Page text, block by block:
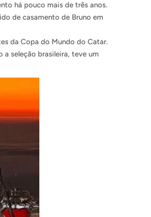
há pouco mais de três anos.
de casamento de Bruno em
da Copa do Mundo do Catar.
seleção brasileira, teve um